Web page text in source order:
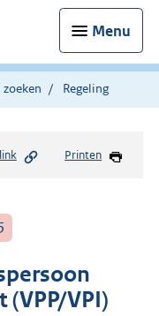
Menu
Regeling
Printen
VPI)